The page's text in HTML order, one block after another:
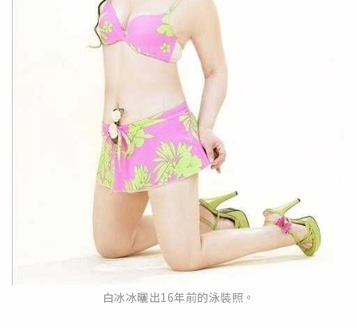
白冰冰曬出16年前的泳裝照。